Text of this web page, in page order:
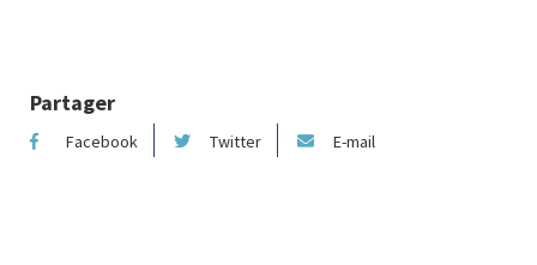
Partager
Facebook Twitter E-mail